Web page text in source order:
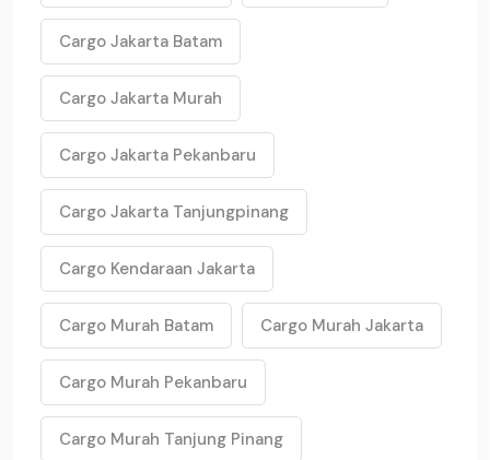
Cargo Jakarta Batam
Cargo Jakarta Murah
Cargo Jakarta Pekanbaru
Cargo Jakarta Tanjungpinang
Cargo Kendaraan Jakarta
Cargo Murah Batam Cargo Murah Jakarta
Cargo Murah Pekanbaru
Cargo Murah Tanjung Pinang